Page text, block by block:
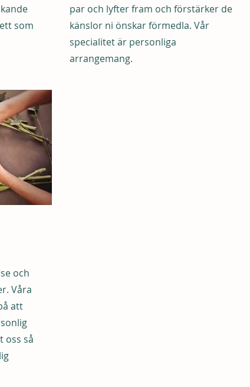
som
par och lyfter fram och förstärker de
känslor ni önskar förmedla. Vår
specialitet är personliga
arrangemang.
och
Våra
att
oss så